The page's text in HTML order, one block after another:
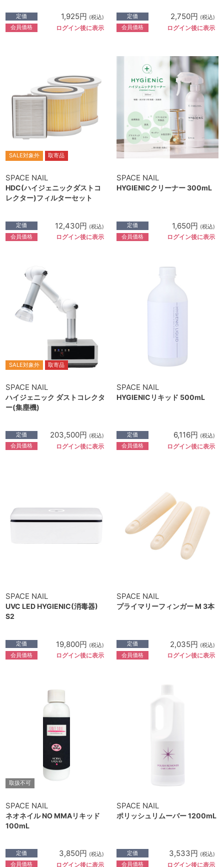
定価 1,925円 (税込)
会員価格 ログイン後に表示
定価 2,750円 (税込)
会員価格 ログイン後に表示
SALE対象外 取寄品
SPACE NAIL
HDC(ハイジェニックダストコ
レクター)フィルターセット
定価 12,430円 (税込)
会員価格 ログイン後に表示
SPACE NAIL
HYGIENICクリーナー 300mL
定価 1,650円 (税込)
会員価格 ログイン後に表示
SALE対象外 取寄品
SPACE NAIL
ハイジェニック ダストコレクタ
ー(集塵機)
定価 203,500円 (税込)
会員価格 ログイン後に表示
SPACE NAIL
HYGIENICリキッド 500mL
定価 6,116円 (税込)
会員価格 ログイン後に表示
SPACE NAIL
UVC LED HYGIENIC(消毒器)
S2
定価 19,800円 (税込)
会員価格 ログイン後に表示
SPACE NAIL
プライマリーフィンガー M 3本
定価 2,035円 (税込)
会員価格 ログイン後に表示
取扱不可
SPACE NAIL
ネオネイル NO MMAリキッド
100mL
定価 3,850円 (税込)
会員価格 ログイン後に表示
SPACE NAIL
ポリッシュリムーバー 1200mL
定価 3,533円 (税込)
会員価格 ログイン後に表示